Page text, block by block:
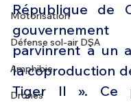
Motorisation
Défense sol-air DSA
Amphibie
Drones
République de
gouvernement
parvinrent à un
la coproduction
Tiger II ». Ce